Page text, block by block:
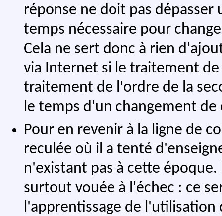
réponse ne doit pas
temps nécessaire pour
Cela ne sert donc à rien
via Internet si le traitement de
traitement de l'ordre de la
le temps d'un changement de
Pour en revenir à la ligne de
reculée où il a tenté
n'existant pas à cette
surtout vouée à l'échec : ce
l'apprentissage de